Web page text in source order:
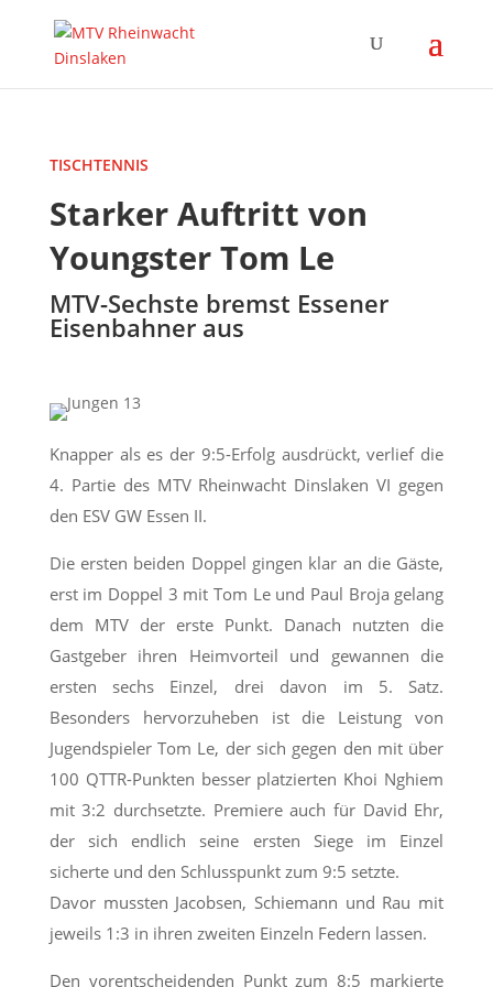
TISCHTENNIS
Starker Auftritt von
Youngster Tom Le
MTV-Sechste bremst Essener
Eisenbahner aus
Knapper als es der 9:5-Erfolg ausdrückt, verlief die
4. Partie des MTV Rheinwacht Dinslaken VI gegen
den ESV GW Essen II.
Die ersten beiden Doppel gingen klar an die Gäste,
erst im Doppel 3 mit Tom Le und Paul Broja gelang
dem MTV der erste Punkt. Danach nutzten die
Gastgeber ihren Heimvorteil und gewannen die
ersten sechs Einzel, drei davon im 5. Satz.
Besonders hervorzuheben ist die Leistung von
Jugendspieler Tom Le, der sich gegen den mit über
100 QTTR-Punkten besser platzierten Khoi Nghiem
mit 3:2 durchsetzte. Premiere auch für David Ehr,
der sich endlich seine ersten Siege im Einzel
sicherte und den Schlusspunkt zum 9:5 setzte.
Davor mussten Jacobsen, Schiemann und Rau mit
jeweils 1:3 in ihren zweiten Einzeln Federn lassen.
Den vorentscheidenden Punkt zum 8:5 markierte